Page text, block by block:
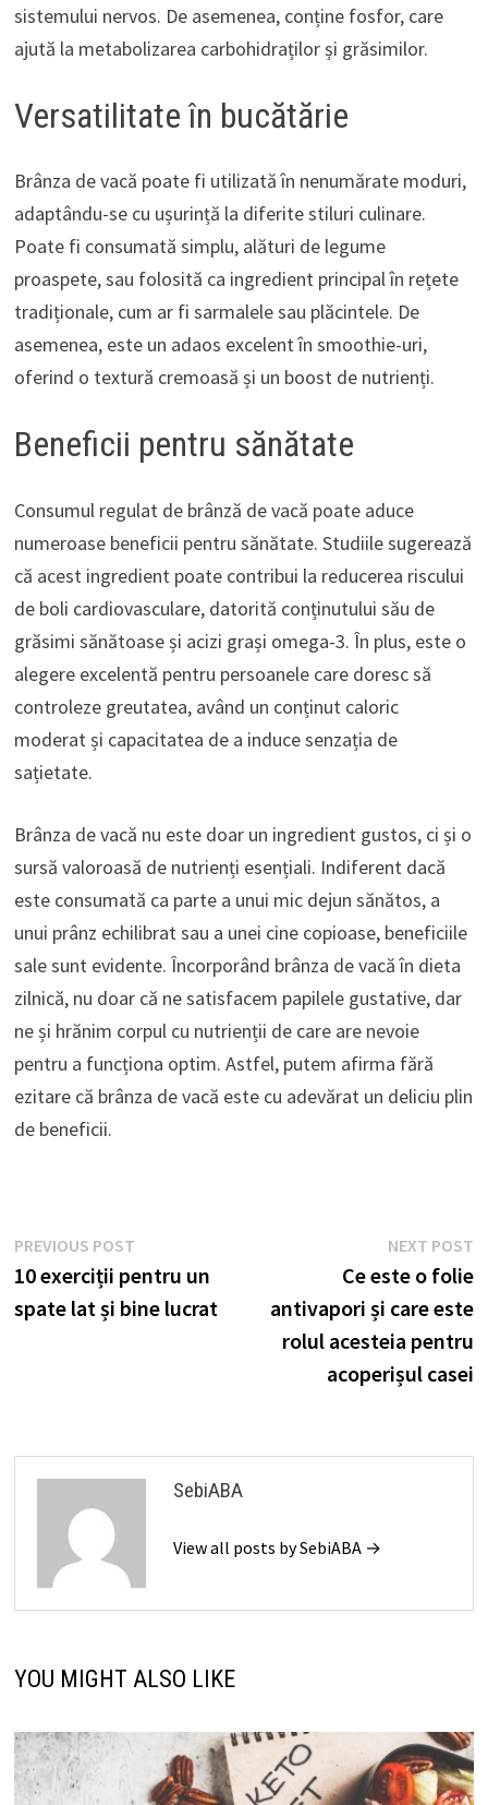
sistemului nervos. De asemenea, conține fosfor, care
ajută la metabolizarea carbohidraților și grăsimilor.
Versatilitate în bucătărie
Brânza de vacă poate fi utilizată în nenumărate moduri,
adaptându-se cu ușurință la diferite stiluri culinare.
Poate fi consumată simplu, alături de legume
proaspete, sau folosită ca ingredient principal în rețete
tradiționale, cum ar fi sarmalele sau plăcintele. De
asemenea, este un adaos excelent în smoothie-uri,
oferind o textură cremoasă și un boost de nutrienți.
Beneficii pentru sănătate
Consumul regulat de brânză de vacă poate aduce
numeroase beneficii pentru sănătate. Studiile sugerează
că acest ingredient poate contribui la reducerea riscului
de boli cardiovasculare, datorită conținutului său de
grăsimi sănătoase și acizi grași omega-3. În plus, este o
alegere excelentă pentru persoanele care doresc să
controleze greutatea, având un conținut caloric
moderat și capacitatea de a induce senzația de
sațietate.
Brânza de vacă nu este doar un ingredient gustos, ci și o
sursă valoroasă de nutrienți esențiali. Indiferent dacă
este consumată ca parte a unui mic dejun sănătos, a
unui prânz echilibrat sau a unei cine copioase, beneficiile
sale sunt evidente. Încorporând brânza de vacă în dieta
zilnică, nu doar că ne satisfacem papilele gustative, dar
ne și hrănim corpul cu nutrienții de care are nevoie
pentru a funcționa optim. Astfel, putem afirma fără
ezitare că brânza de vacă este cu adevărat un deliciu plin
de beneficii.
Navigare
în
articole
PREVIOUS POSTPrevious
post:
10 exerciții pentru un
spate lat și bine lucrat
NEXT POST
Ce este o folie
antivapori și care este
rolul acesteia pentru
acoperișul casei
SebiABA
View all posts by SebiABA →
YOU MIGHT ALSO LIKE